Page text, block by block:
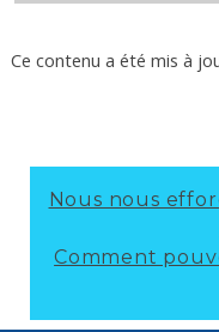
Ce contenu a été mis à
Nous nous
Comment